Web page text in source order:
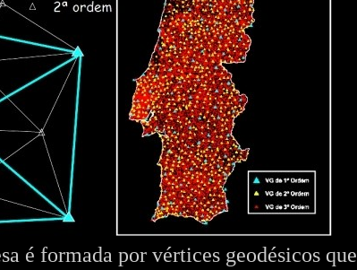
é formada por vértices geodésicos que